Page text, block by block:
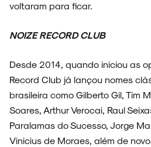
voltaram para ficar.
NOIZE RECORD CLUB
Desde 2014, quando iniciou as
Record Club já lançou nomes
brasileira como Gilberto Gil, Tim
Soares, Arthur Verocai, Raul
Paralamas do Sucesso, Jorge
Vinicius de Moraes, além de